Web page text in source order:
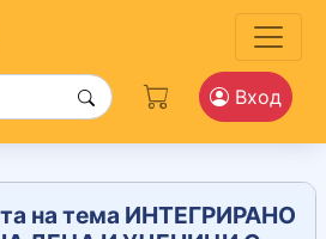
Вход
на тема ИНТЕГРИРАНО